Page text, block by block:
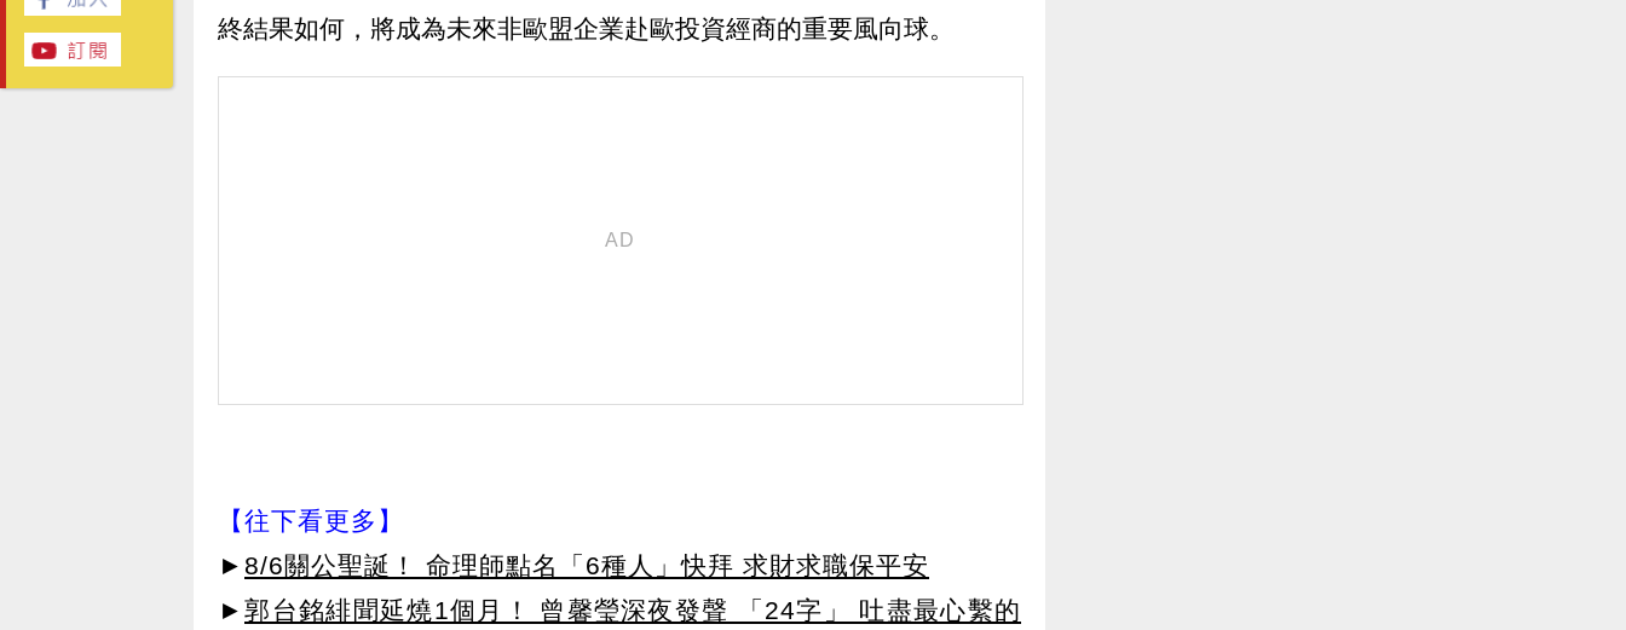
終結果如何，將成為未來非歐盟企業赴歐投資經商的重要風向球。
【往下看更多】
► 8/6關公聖誕！ 命理師點名「6種人」快拜 求財求職保平安
► 郭台銘緋聞延燒1個月！ 曾馨瑩深夜發聲 「24字」 吐盡最心繫的